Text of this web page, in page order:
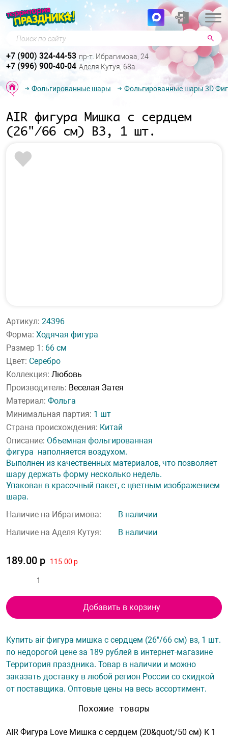
Поиск по сайту
+7 (900) 324-44-53 пр-т. Ибрагимова, 24
+7 (996) 900-40-04 Аделя Кутуя, 68а
Фольгированные шары Фольгированные шары 3D
AIR фигура Мишка с сердцем
(26"/66 см) ВЗ, 1 шт.
Артикул: 24396
Форма: Ходячая фигура
Размер 1: 66 см
Цвет: Серебро
Коллекция: Любовь
Производитель: Веселая Затея
Материал: Фольга
Минимальная партия: 1 шт
Страна происхождения: Китай
Описание: Объемная фольгированная
фигура наполняется воздухом.
Выполнен из качественных материалов, что позволяет
шару держать форму несколько недель.
Упакован в красочный пакет, с цветным изображением
шара.
Наличие на Ибрагимова:
В наличии
Наличие на Аделя Кутуя:
В наличии
189.00 р 115.00 р
Добавить в корзину
Купить air фигура мишка с сердцем (26"/66 см) вз, 1 шт.
по недорогой цене за 189 рублей в интернет-магазине
Территория праздника. Товар в наличии и можно
заказать доставку в любой регион России со скидкой
от поставщика. Оптовые цены на весь ассортимент.
Похожие товары
AIR Фигура Love Мишка с сердцем (20&quot;/50 см) К 1